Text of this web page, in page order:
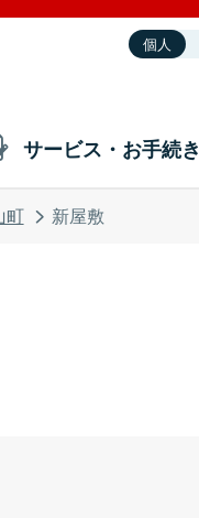
個人
サービス・お手続き
町 新屋敷